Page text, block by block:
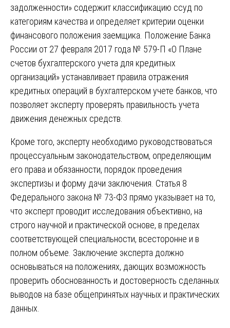
задолженности» содержит классификацию ссуд по
категориям качества и определяет критерии оценки
финансового положения заемщика. Положение Банка
России от 27 февраля 2017 года № 579-П «О Плане
счетов бухгалтерского учета для кредитных
организаций» устанавливает правила отражения
кредитных операций в бухгалтерском учете банков, что
позволяет эксперту проверять правильность учета
движения денежных средств.
Кроме того, эксперту необходимо руководствоваться
процессуальным законодательством, определяющим
его права и обязанности, порядок проведения
экспертизы и форму дачи заключения. Статья 8
Федерального закона № 73-ФЗ прямо указывает на то,
что эксперт проводит исследования объективно, на
строго научной и практической основе, в пределах
соответствующей специальности, всесторонне и в
полном объеме. Заключение эксперта должно
основываться на положениях, дающих возможность
проверить обоснованность и достоверность сделанных
выводов на базе общепринятых научных и практических
данных.